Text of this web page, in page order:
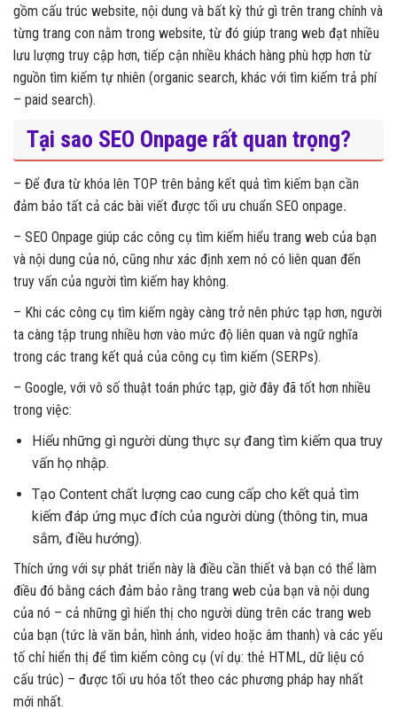
gồm cấu trúc website, nội dung và bất kỳ thứ gì trên trang chính và
từng trang con nằm trong website, từ đó giúp trang web đạt nhiều
lưu lượng truy cập hơn, tiếp cận nhiều khách hàng phù hợp hơn từ
nguồn tìm kiếm tự nhiên (organic search, khác với tìm kiếm trả phí
– paid search).
Tại sao SEO Onpage rất quan trọng?
– Để đưa từ khóa lên TOP trên bảng kết quả tìm kiếm bạn cần
đảm bảo tất cả các bài viết được tối ưu chuẩn SEO onpage.
– SEO Onpage giúp các công cụ tìm kiếm hiểu trang web của bạn
và nội dung của nó, cũng như xác định xem nó có liên quan đến
truy vấn của người tìm kiếm hay không.
– Khi các công cụ tìm kiếm ngày càng trở nên phức tạp hơn, người
ta càng tập trung nhiều hơn vào mức độ liên quan và ngữ nghĩa
trong các trang kết quả của công cụ tìm kiếm (SERPs).
– Google, với vô số thuật toán phức tạp, giờ đây đã tốt hơn nhiều
trong việc:
Hiểu những gì người dùng thực sự đang tìm kiếm qua truy
vấn họ nhập.
Tạo Content chất lượng cao cung cấp cho kết quả tìm
kiếm đáp ứng mục đích của người dùng (thông tin, mua
sắm, điều hướng).
Thích ứng với sự phát triển này là điều cần thiết và bạn có thể làm
điều đó bằng cách đảm bảo rằng trang web của bạn và nội dung
của nó – cả những gì hiển thị cho người dùng trên các trang web
của bạn (tức là văn bản, hình ảnh, video hoặc âm thanh) và các yếu
tố chỉ hiển thị để tìm kiếm công cụ (ví dụ: thẻ HTML, dữ liệu có
cấu trúc) – được tối ưu hóa tốt theo các phương pháp hay nhất
mới nhất.